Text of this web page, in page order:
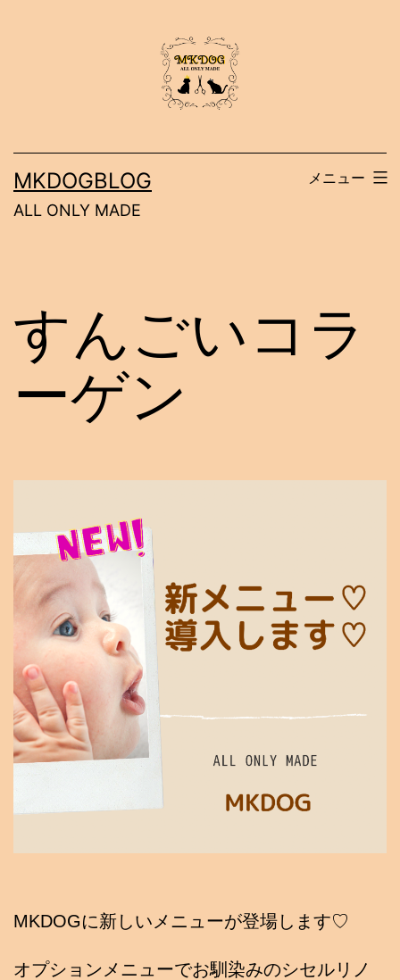
ス
MKDOGBLOG
ALL ONLY MADE
メニュー
すんごいコラ
ーゲン
MKDOGに新しいメニューが登場します♡
オプションメニューでお馴染みのシセルリノ